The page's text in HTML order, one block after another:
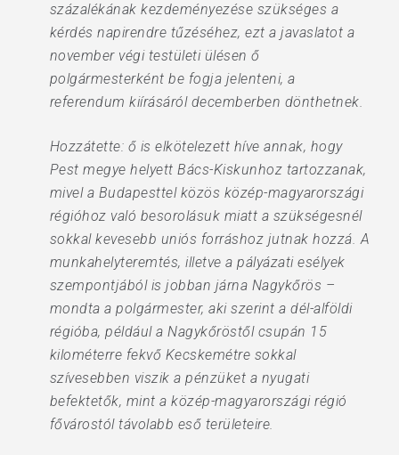
százalékának kezdeményezése szükséges a
kérdés napirendre tűzéséhez, ezt a javaslatot a
november végi testületi ülésen ő
polgármesterként be fogja jelenteni, a
referendum kiírásáról decemberben dönthetnek.
Hozzátette: ő is elkötelezett híve annak, hogy
Pest megye helyett Bács-Kiskunhoz tartozzanak,
mivel a Budapesttel közös közép-magyarországi
régióhoz való besorolásuk miatt a szükségesnél
sokkal kevesebb uniós forráshoz jutnak hozzá. A
munkahelyteremtés, illetve a pályázati esélyek
szempontjából is jobban járna Nagykőrös –
mondta a polgármester, aki szerint a dél-alföldi
régióba, például a Nagykőröstől csupán 15
kilométerre fekvő Kecskemétre sokkal
szívesebben viszik a pénzüket a nyugati
befektetők, mint a közép-magyarországi régió
fővárostól távolabb eső területeire.